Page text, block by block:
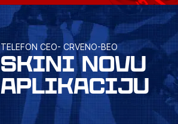
TELEFON CEO- CRVENO-BEO
SKINI NOVU
APLIKACIJU